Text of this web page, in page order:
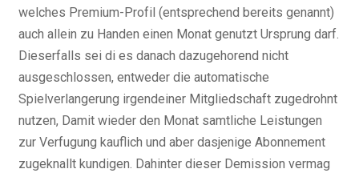
welches Premium-Profil (entsprechend bereits genannt)
auch allein zu Handen einen Monat genutzt Ursprung darf.
Dieserfalls sei di es danach dazugehorend nicht
ausgeschlossen, entweder die automatische
Spielverlangerung irgendeiner Mitgliedschaft zugedrohnt
nutzen, Damit wieder den Monat samtliche Leistungen
zur Verfugung kauflich und aber dasjenige Abonnement
zugeknallt kundigen. Dahinter dieser Demission vermag